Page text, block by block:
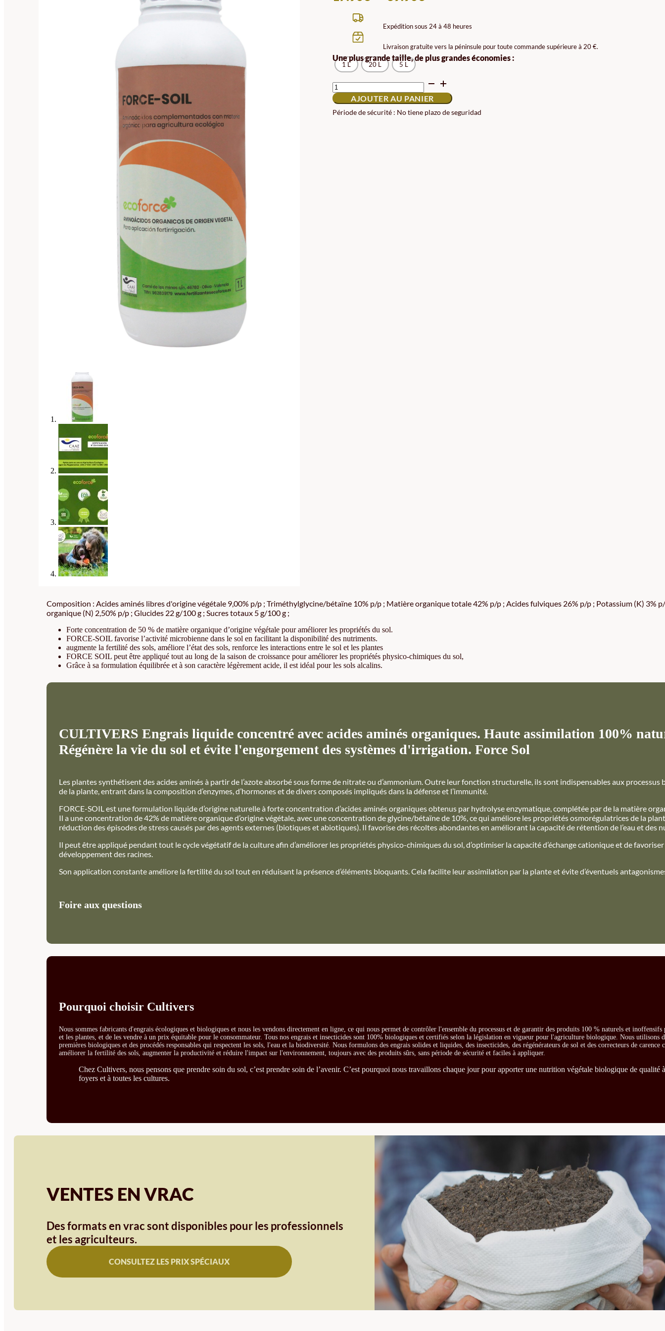
PRIX :
À
Expédition sous 24 à 48 heures
Livraison gratuite vers la péninsule pour toute commande supérieure à 20 €.
Une plus grande taille, de plus grandes économies :
1 L 20 L 5 L
QUANTITÉ
DE
FORCE
SOL
AJOUTER AU PANIER
Période de sécurité : No tiene plazo de seguridad
Composition : Acides aminés libres d'origine végétale 9,00% p/p ; Triméthylglycine/bétaïne 10% p/p ; Matière organique totale 42% p/p ; Acides fulviques 26% p/p ; Potassium (K) 3%
organique (N) 2,50% p/p ; Glucides 22 g/100 g ; Sucres totaux 5 g/100 g ;
Forte concentration de 50 % de matière organique d’origine végétale pour améliorer les propriétés du sol.
FORCE-SOIL favorise l’activité microbienne dans le sol en facilitant la disponibilité des nutriments.
augmente la fertilité des sols, améliore l’état des sols, renforce les interactions entre le sol et les plantes
FORCE SOIL peut être appliqué tout au long de la saison de croissance pour améliorer les propriétés physico-chimiques du sol,
Grâce à sa formulation équilibrée et à son caractère légèrement acide, il est idéal pour les sols alcalins.
CULTIVERS Engrais liquide concentré avec acides aminés organiques. Haute assimilation 100%
Régénère la vie du sol et évite l'engorgement des systèmes d'irrigation. Force Sol
Les plantes synthétisent des acides aminés à partir de l’azote absorbé sous forme de nitrate ou d’ammonium. Outre leur fonction structurelle, ils sont indispensables aux processus
de la plante, entrant dans la composition d’enzymes, d’hormones et de divers composés impliqués dans la défense et l’immunité.
FORCE-SOIL est une formulation liquide d’origine naturelle à forte concentration d’acides aminés organiques obtenus par hydrolyse enzymatique, complétée par de la matière
Il a une concentration de 42% de matière organique d’origine végétale, avec une concentration de glycine/bétaïne de 10%, ce qui améliore les propriétés osmorégulatrices de la
réduction des épisodes de stress causés par des agents externes (biotiques et abiotiques). Il favorise des récoltes abondantes en améliorant la capacité de rétention de l’eau et des
Il peut être appliqué pendant tout le cycle végétatif de la culture afin d’améliorer les propriétés physico-chimiques du sol, d’optimiser la capacité d’échange cationique et de
développement des racines.
Son application constante améliore la fertilité du sol tout en réduisant la présence d’éléments bloquants. Cela facilite leur assimilation par la plante et évite d’éventuels
Foire aux questions
Pourquoi choisir Cultivers
Nous sommes fabricants d'engrais écologiques et biologiques et nous les vendons directement en ligne, ce qui nous permet de contrôler l'ensemble du processus et de garantir des produits 100 % naturels et
et les plantes, et de les vendre à un prix équitable pour le consommateur. Tous nos engrais et insecticides sont 100% biologiques et certifiés selon la législation en vigueur pour l'agriculture biologique. Nous utilisons
premières biologiques et des procédés responsables qui respectent les sols, l'eau et la biodiversité. Nous formulons des engrais solides et liquides, des insecticides, des régénérateurs de sol et des correcteurs de carence
améliorer la fertilité des sols, augmenter la productivité et réduire l'impact sur l'environnement, toujours avec des produits sûrs, sans période de sécurité et faciles à appliquer.
Chez Cultivers, nous pensons que prendre soin du sol, c’est prendre soin de l’avenir. C’est pourquoi nous travaillons chaque jour pour apporter une nutrition végétale biologique de qualité
foyers et à toutes les cultures.
VENTES EN VRAC
Des formats en vrac sont disponibles pour les professionnels
et les agriculteurs.
CONSULTEZ LES PRIX SPÉCIAUX